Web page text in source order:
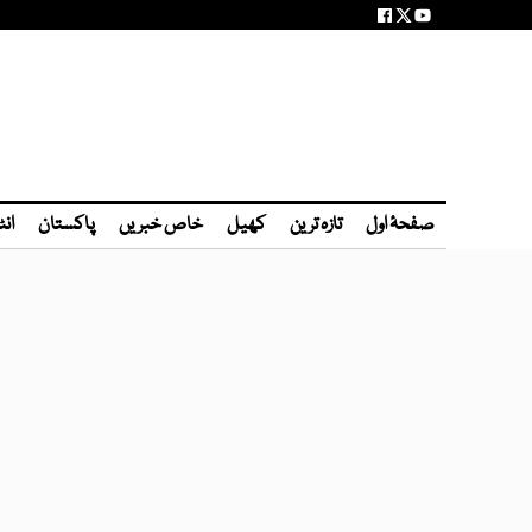
صفحۂ اول تازہ ترین کھیل خاص خبریں پاکستان